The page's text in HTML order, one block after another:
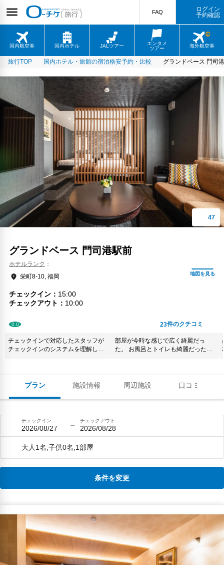
国内航空券 国内ホテル JALツアー
エンタメ
ツアー
海外航空券
FAQ
ログイン
予約確認
旅行TOP 国内ホテル・旅館の宿泊格安予約・比較 グランドベース 門司
プラン 施設情報 周辺施設 口コミ
グランドベース 門司港駅前
ホテルランク
栄町8-10, 福岡
チェックイン
15:00
チェックアウト
10:00
0.0 23件のクチコミ
チェックインで対応したスタッフが
チェックインのシステムを理解して
部屋が今時な感じで広く綺麗だっ
た。 お風呂とトイレも綺麗だった。
チェックイン
2026/08/27
チェックアウト
2026/08/28
大人1名,子供0名,1部屋
条件を変更